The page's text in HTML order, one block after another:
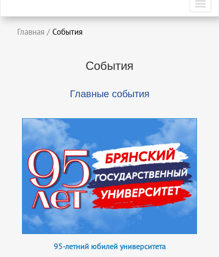
Главная / События
События
Главные события
95-летний юбилей университета